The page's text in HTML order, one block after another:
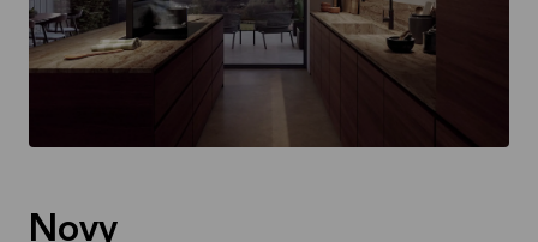
incl. spoelbak
en kraan*
Aanbieding is geldig tot
Novy